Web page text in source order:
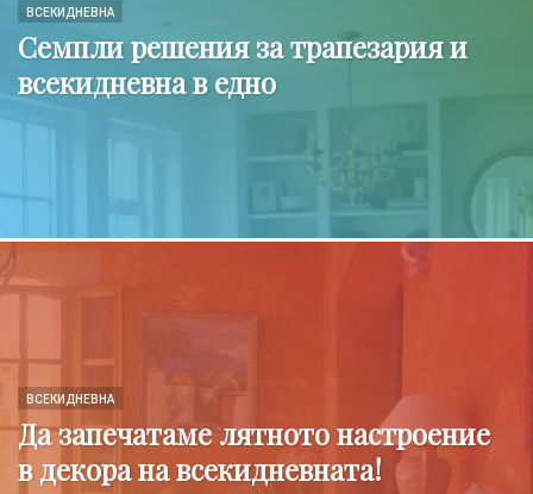
ВСЕКИДНЕВНА
Семпли решения за трапезария и
всекидневна в едно
ВСЕКИДНЕВНА
Да запечатаме лятното настроение
в декора на всекидневната!